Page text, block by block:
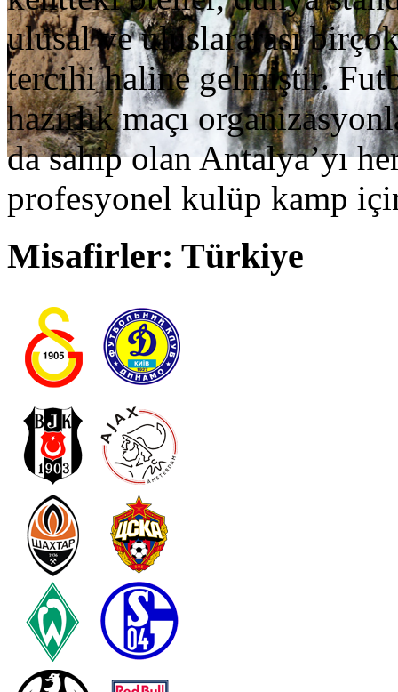
ulusal ve uluslararası
tercihi haline gelmiştir.
hazırlık maçı
da sahip olan Antalya’yı
profesyonel kulüp kamp
Misafirler: Türkiye